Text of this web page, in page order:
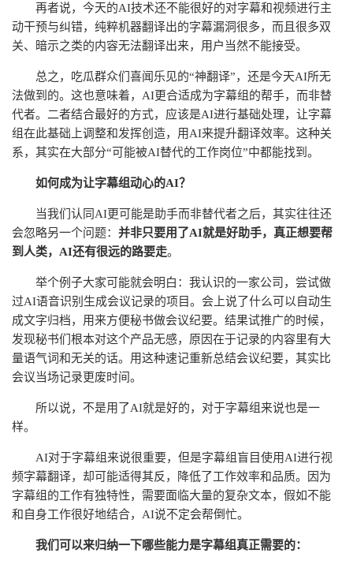
再者说，今天的AI技术还不能很好的对字幕和视频进行主
动干预与纠错，纯粹机器翻译出的字幕漏洞很多，而且很多双
关、暗示之类的内容无法翻译出来，用户当然不能接受。
总之，吃瓜群众们喜闻乐见的“神翻译”，还是今天AI所无
法做到的。这也意味着，AI更合适成为字幕组的帮手，而非替
代者。二者结合最好的方式，应该是AI进行基础处理，让字幕
组在此基础上调整和发挥创造，用AI来提升翻译效率。这种关
系，其实在大部分“可能被AI替代的工作岗位”中都能找到。
如何成为让字幕组动心的AI？
当我们认同AI更可能是助手而非替代者之后，其实往往还
会忽略另一个问题： 并非只要用了AI就是好助手，真正想要帮
到人类，AI还有很远的路要走。
举个例子大家可能就会明白：我认识的一家公司，尝试做
过AI语音识别生成会议记录的项目。会上说了什么可以自动生
成文字归档，用来方便秘书做会议纪要。结果试推广的时候，
发现秘书们根本对这个产品无感，原因在于记录的内容里有大
量语气词和无关的话。用这种速记重新总结会议纪要，其实比
会议当场记录更废时间。
所以说，不是用了AI就是好的，对于字幕组来说也是一
样。
AI对于字幕组来说很重要，但是字幕组盲目使用AI进行视
频字幕翻译，却可能适得其反，降低了工作效率和品质。因为
字幕组的工作有独特性，需要面临大量的复杂文本，假如不能
和自身工作很好地结合，AI说不定会帮倒忙。
我们可以来归纳一下哪些能力是字幕组真正需要的：